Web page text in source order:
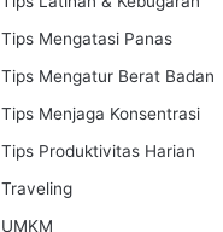
Tips Mengatasi Panas
Tips Mengatur Berat Badan
Tips Menjaga Konsentrasi
Tips Produktivitas Harian
Traveling
UMKM